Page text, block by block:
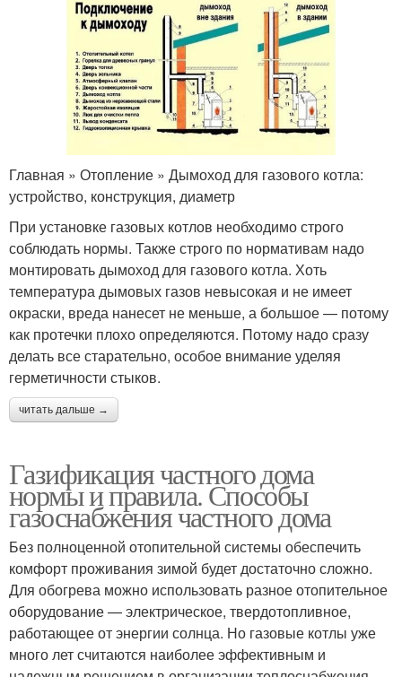
Главная » Отопление » Дымоход для газового котла:
устройство, конструкция, диаметр
При установке газовых котлов необходимо строго
соблюдать нормы. Также строго по нормативам надо
монтировать дымоход для газового котла. Хоть
температура дымовых газов невысокая и не имеет
окраски, вреда нанесет не меньше, а большое — потому
как протечки плохо определяются. Потому надо сразу
делать все старательно, особое внимание уделяя
герметичности стыков.
читать дальше →
Газификация частного дома
нормы и правила. Способы
газоснабжения частного дома
Без полноценной отопительной системы обеспечить
комфорт проживания зимой будет достаточно сложно.
Для обогрева можно использовать разное отопительное
оборудование — электрическое, твердотопливное,
работающее от энергии солнца. Но газовые котлы уже
много лет считаются наиболее эффективным и